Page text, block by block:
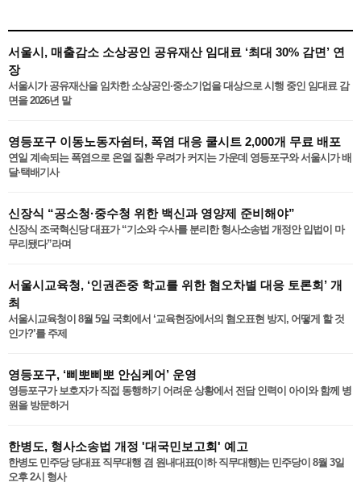
서울시, 매출감소 소상공인 공유재산 임대료 ‘최대 30% 감면’ 연
장
서울시가 공유재산을 임차한 소상공인·중소기업을 대상으로 시행 중인 임대료 감
면을 2026년 말
영등포구 이동노동자쉼터, 폭염 대응 쿨시트 2,000개 무료 배포
연일 계속되는 폭염으로 온열 질환 우려가 커지는 가운데 영등포구와 서울시가 배
달·택배기사
신장식 “공소청·중수청 위한 백신과 영양제 준비해야”
신장식 조국혁신당 대표가 “기소와 수사를 분리한 형사소송법 개정안 입법이 마
무리됐다”라며
서울시교육청, ‘인권존중 학교를 위한 혐오차별 대응 토론회’ 개
최
서울시교육청이 8월 5일 국회에서 ‘교육현장에서의 혐오표현 방지, 어떻게 할 것
인가?’를 주제
영등포구, ‘삐뽀삐뽀 안심케어’ 운영
영등포구가 보호자가 직접 동행하기 어려운 상황에서 전담 인력이 아이와 함께 병
원을 방문하거
한병도, 형사소송법 개정 '대국민보고회' 예고
한병도 민주당 당대표 직무대행 겸 원내대표(이하 직무대행)는 민주당이 8월 3일
오후 2시 형사